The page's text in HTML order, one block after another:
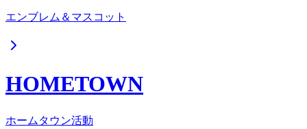
エンブレム＆マスコット
HOMETOWN
ホームタウン活動